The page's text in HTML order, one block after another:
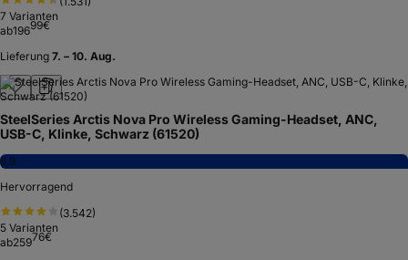
7 Varianten
ab19699€
Lieferung 7. – 10. Aug.
SteelSeries Arctis Nova Pro Wireless Gaming-Headset, ANC,
USB-C, Klinke, Schwarz (61520)
8,9
Hervorragend
(3.542)
5 Varianten
ab25976€